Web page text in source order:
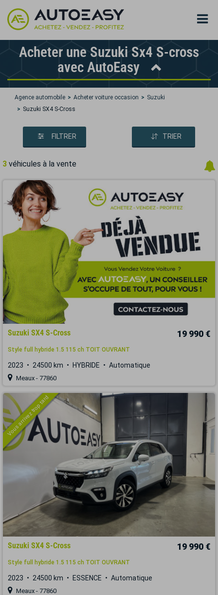
Acheter une Suzuki Sx4 S-cross
avec AutoEasy
Agence automobile Acheter voiture occasion
Suzuki
Suzuki SX4 S-Cross
FILTRER TRIER
3 véhicules à la vente
Suzuki SX4 S-Cross 19 990 €
Style full hybride 1.5 115 ch TOIT OUVRANT
2023 24500 km HYBRIDE Automatique
Meaux - 77860
Vous arrivez trop tard
Suzuki SX4 S-Cross 19 990 €
Style full hybride 1.5 115 ch TOIT OUVRANT
2023 24500 km ESSENCE Automatique
Meaux - 77860